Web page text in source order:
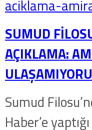
aciklama-
SUMUD
AÇIKLAMA:
Sumud
Haber’e